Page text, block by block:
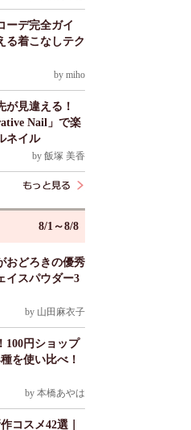
ーデ完全ガイ
る着こなしテク
by miho
が見違える！
Nail」で楽
ネイル
by 飯塚 美香
8/1～8/8
おどろきの優秀
イスパウダー3
by 山田麻衣子
100円ショップ
を使い比べ！
by 本橋あやは
コスメ42選｜